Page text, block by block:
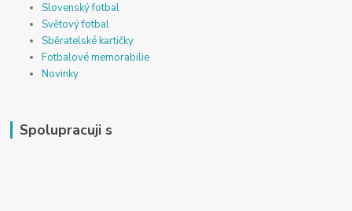
Slovenský fotbal
Světový fotbal
Sběratelské kartičky
Fotbalové memorabilie
Novinky
Spolupracuji s